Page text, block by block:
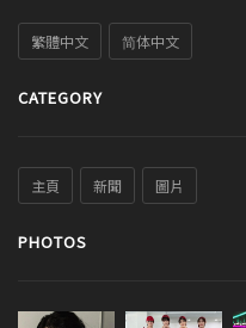
繁體中文 简体中文
CATEGORY
主頁 新聞 圖片
PHOTOS